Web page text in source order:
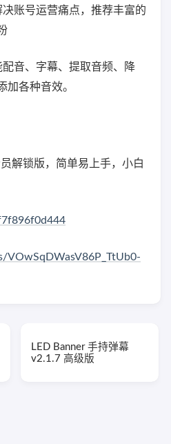
账号运营痛点，推荐丰富的
音、字幕、提取音频、降
加各种音效。
解锁版，简单易上手，小白
VOwSqDWasV86P_TtUb0-
LED Banner 手持弹幕
v2.1.7 高级版